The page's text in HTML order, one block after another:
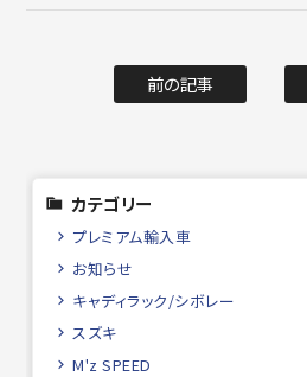
前の記事
カテゴリー
プレミアム輸入車
お知らせ
キャディラック/シボレー
スズキ
M'z SPEED